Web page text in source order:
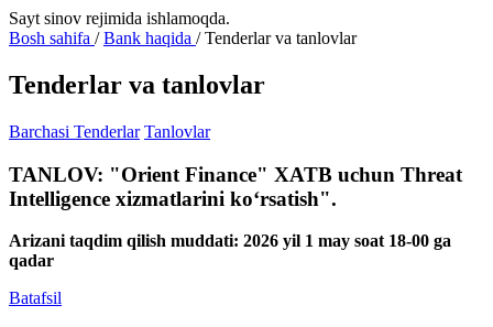
Sayt sinov rejimida ishlamoqda.
Bosh sahifa / Bank haqida /Tenderlar va tanlovlar
Tenderlar va tanlovlar
Barchasi Tenderlar Tanlovlar
TANLOV: "Orient Finance" XATB uchun Threat
Intelligence xizmatlarini ko‘rsatish".
Arizani taqdim qilish muddati: 2026 yil 1 may soat 18-00 ga
qadar
Batafsil